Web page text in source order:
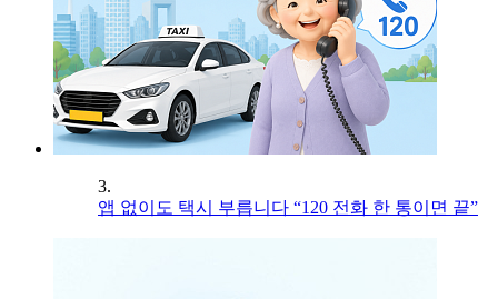
3.
앱 없이도 택시 부릅니다 “120 전화 한 통이면 끝”